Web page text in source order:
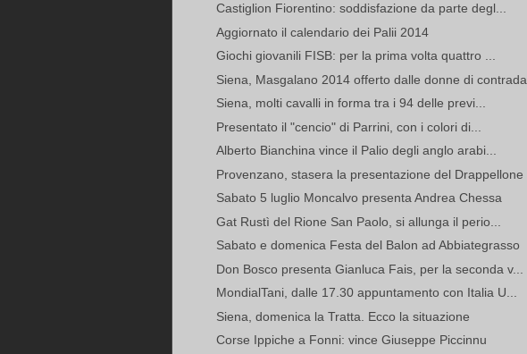
Castiglion Fiorentino: soddisfazione da parte degl...
Aggiornato il calendario dei Palii 2014
Giochi giovanili FISB: per la prima volta quattro ...
Siena, Masgalano 2014 offerto dalle donne di contrada
Siena, molti cavalli in forma tra i 94 delle previ...
Presentato il "cencio" di Parrini, con i colori di...
Alberto Bianchina vince il Palio degli anglo arabi...
Provenzano, stasera la presentazione del Drappellone
Sabato 5 luglio Moncalvo presenta Andrea Chessa
Gat Rustì del Rione San Paolo, si allunga il perio...
Sabato e domenica Festa del Balon ad Abbiategrasso
Don Bosco presenta Gianluca Fais, per la seconda v...
MondialTani, dalle 17.30 appuntamento con Italia U...
Siena, domenica la Tratta. Ecco la situazione
Corse Ippiche a Fonni: vince Giuseppe Piccinnu